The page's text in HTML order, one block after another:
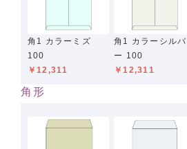
角1 カラーミズ
100
￥12,311
角1 カラーシルバ
ー 100
￥12,311
角形